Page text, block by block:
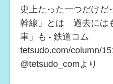
史上たった一つだけだ
幹線」とは 過去には
車」も - 鉄道コム
tetsudo.com/column/
@tetsudo_comより